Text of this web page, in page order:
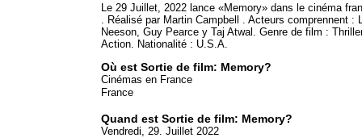
Le 29 Juillet, 2022 lance «Memory» dans le cinéma
. Réalisé par Martin Campbell . Acteurs comprennent :
Neeson, Guy Pearce y Taj Atwal. Genre de film :
Action. Nationalité : U.S.A.
Où est Sortie de film: Memory?
Cinémas en France
France
Quand est Sortie de film: Memory?
Vendredi, 29. Juillet 2022